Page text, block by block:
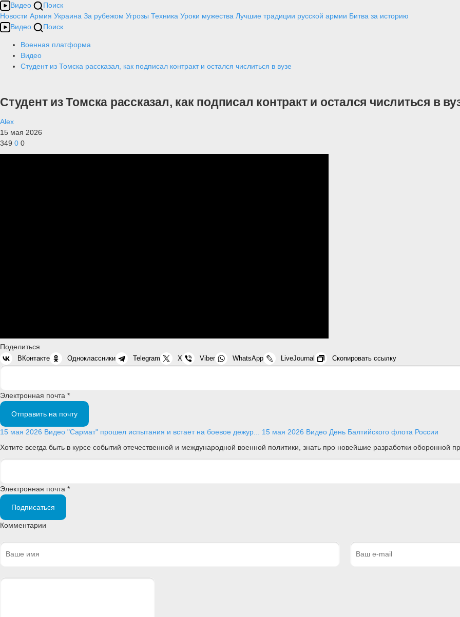
Видео
Поиск
Новости Армия Украина За рубежом Угрозы Техника Уроки мужества Лучшие традиции русской армии Битва за историю
Видео
Поиск
Военная платформа
Видео
Студент из Томска рассказал, как подписал контракт и остался числиться в вузе
Студент из Томска рассказал, как подписал контракт и остался числиться в
Alex
15 мая 2026
349 0 0
Поделиться
ВКонтакте Одноклассники Telegram X Viber WhatsApp LiveJournal Скопировать ссылку
Электронная почта *
Отправить на почту
15 мая 2026 Видео "Сармат" прошел испытания и встает на боевое дежур... 15 мая 2026 Видео День Балтийского флота России
Хотите всегда быть в курсе событий отечественной и международной военной политики, знать про новейшие разработки
Электронная почта *
Подписаться
Комментарии